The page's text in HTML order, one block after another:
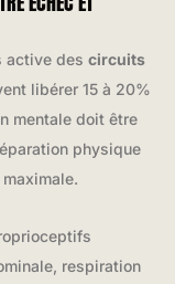
active des circuits
libérer 15 à 20%
mentale doit être
physique
respiration